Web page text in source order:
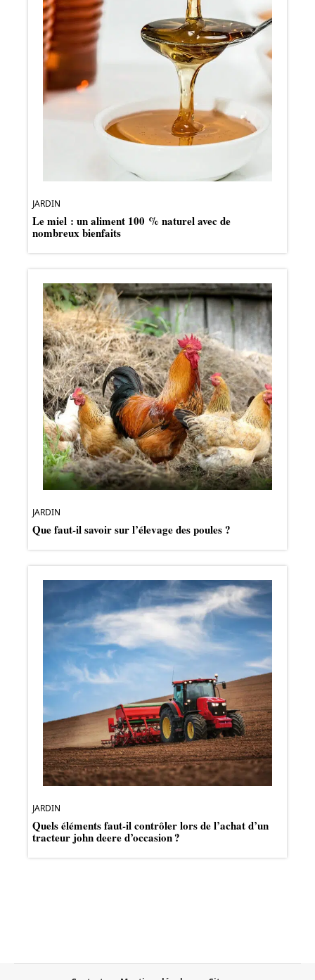
JARDIN
Le miel : un aliment 100 % naturel avec de
nombreux bienfaits
JARDIN
Que faut-il savoir sur l’élevage des poules ?
JARDIN
Quels éléments faut-il contrôler lors de l’achat d’un
tracteur john deere d’occasion ?